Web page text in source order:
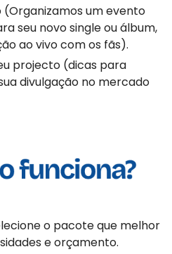
(Organizamos um evento
seu novo single ou álbum,
ao vivo com os fãs).
projecto (dicas para
divulgação no mercado
o pacote que melhor
e orçamento.